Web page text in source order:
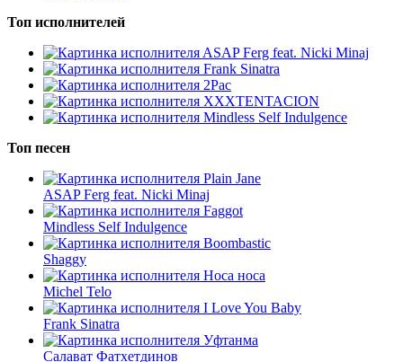
Топ исполнителей
ASAP Ferg feat. Nicki Minaj
Frank Sinatra
2Pac
XXXTENTACION
Mindless Self Indulgence
Топ песен
Plain Jane
ASAP Ferg feat. Nicki Minaj
Faggot
Mindless Self Indulgence
Boombastic
Shaggy
Носа носа
Michel Telo
I Love You Baby
Frank Sinatra
Уфтанма
Салават Фатхетдинов